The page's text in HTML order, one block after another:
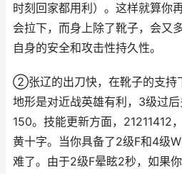
时刻回家都用利）。这样就算你
会拉下，而身上除了靴子，会又
自身的安全和攻击性持久性。
②张辽的出刀快，在靴子的支持
地形是对近战英雄有利，3级过
150。技能更新方面，21211412
黄十字。当你具备了2级F和4级
难了。由于2级F晕眩2秒，如果